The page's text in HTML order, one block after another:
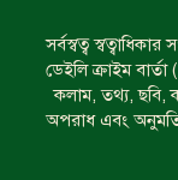
সর্বস্বত্ব
ডেইলি ক্রাইম
কলাম, তথ্য, ছবি,
অপরাধ এবং অনুমতি